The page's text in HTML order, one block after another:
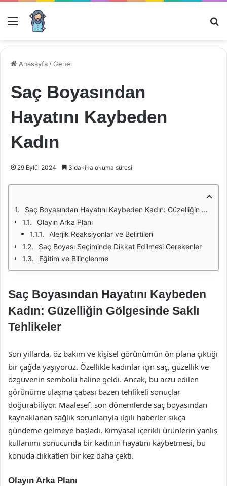
Menü
Anasayfa /Genel
Saç Boyasından
Hayatını Kaybeden
Kadın
29 Eylül 2024 3 dakika okuma süresi
Saç Boyasından Hayatını Kaybeden Kadın: Güzelliğin Gölgesinde Saklı Tehlikeler
Olayın Arka Planı
Alerjik Reaksiyonlar ve Belirtileri
Saç Boyası Seçiminde Dikkat Edilmesi Gerekenler
Eğitim ve Bilinçlenme
Saç Boyasından Hayatını Kaybeden
Kadın: Güzelliğin Gölgesinde Saklı
Tehlikeler
Son yıllarda, öz bakım ve kişisel görünümün ön plana çıktığı
bir çağda yaşıyoruz. Özellikle kadınlar için saç, güzellik ve
özgüvenin sembolü haline geldi. Ancak, bu arzu edilen
görünüme ulaşma çabası bazen tehlikeli sonuçlar
doğurabiliyor. Maalesef, son dönemlerde saç boyasından
kaynaklanan sağlık sorunlarıyla ilgili haberler sıkça
gündeme gelmeye başladı. Kimyasal içerikli ürünlerin yanlış
kullanımı sonucunda bir kadının hayatını kaybetmesi, bu
konuda dikkatleri bir kez daha çekti.
Olayın Arka Planı